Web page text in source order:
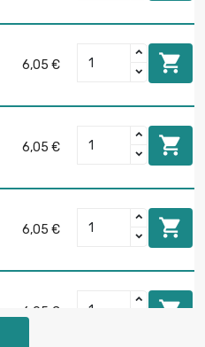
6,05 € 
6,05 € 
6,05 € 
6,05 € 